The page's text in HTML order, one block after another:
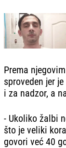
Prema
sproveden jer
i za nadzor, a
- Ukoliko žalbi
što je veliki
govori već 40